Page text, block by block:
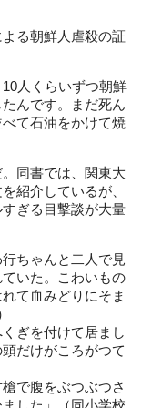
る朝鮮人虐殺の証
人くらいずつ朝鮮
んです。まだ死ん
て石油をかけて焼
同書では、関東大
紹介しているが、
ぎる目撃談が大量
ちゃんと二人で見
いた。こわいもの
て血みどりにそま
ぎを付けて居まし
だけがころがつて
で腹をぶつぶつさ